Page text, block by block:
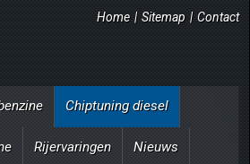
Home | Sitemap | Contact
Chiptuning diesel
Rijervaringen Nieuws